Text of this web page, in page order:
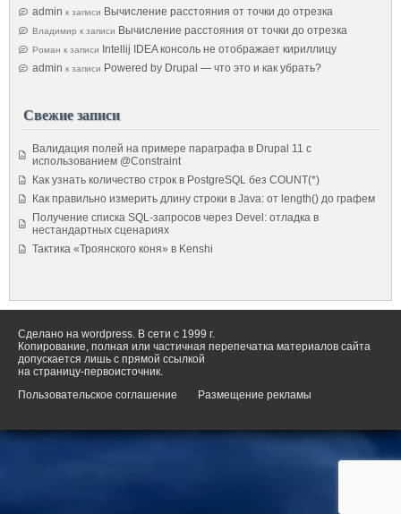
admin к записи Вычисление расстояния от точки до отрезка
Владимир к записи Вычисление расстояния от точки до отрезка
Роман к записи Intellij IDEA консоль не отображает кириллицу
admin к записи Powered by Drupal — что это и как убрать?
Свежие записи
Валидация полей на примере параграфа в Drupal 11 с
использованием @Constraint
Как узнать количество строк в PostgreSQL без COUNT(*)
Как правильно измерить длину строки в Java: от length() до графем
Получение списка SQL-запросов через Devel: отладка в
нестандартных сценариях
Тактика «Троянского коня» в Kenshi
Сделано на wordpress. В сети с 1999 г.
Копирование, полная или частичная перепечатка материалов сайта
допускается лишь с прямой ссылкой
на страницу-первоисточник.
Пользовательское соглашение
Размещение рекламы